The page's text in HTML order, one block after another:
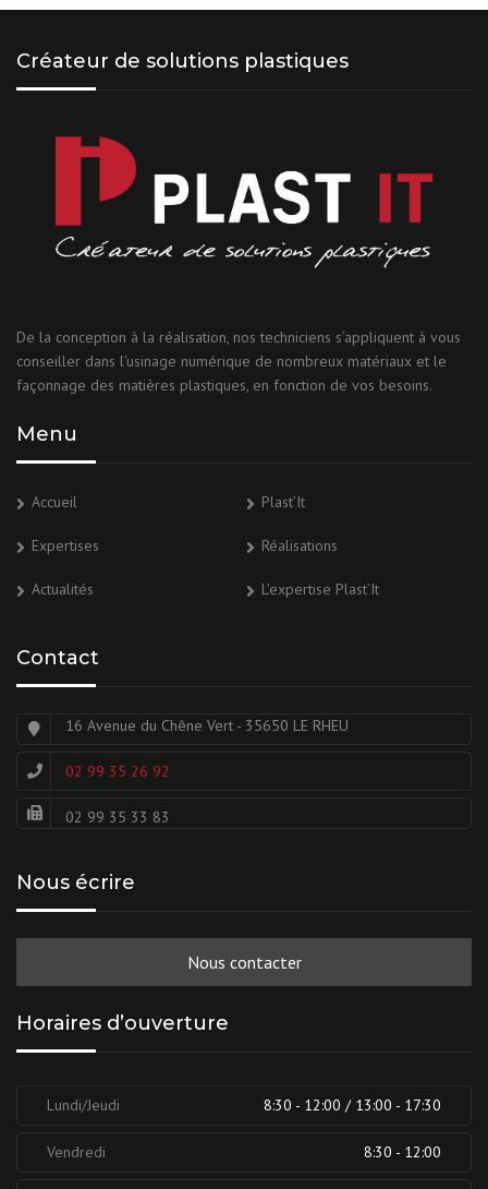
Créateur de solutions plastiques
De la conception à la réalisation, nos techniciens s’appliquent à vous
conseiller dans l’usinage numérique de nombreux matériaux et le
façonnage des matières plastiques, en fonction de vos besoins.
Menu
Accueil Plast’It
Expertises Réalisations
Actualités L’expertise Plast’It
Contact
16 Avenue du Chêne Vert - 35650 LE RHEU
02 99 35 26 92
02 99 35 33 83
Nous écrire
Nous contacter
Horaires d’ouverture
Lundi/Jeudi 8:30 - 12:00 / 13:00 - 17:30
Vendredi 8:30 - 12:00